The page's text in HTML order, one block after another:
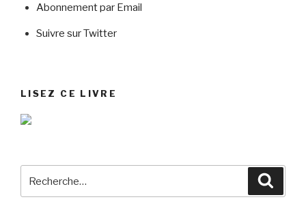
? »
Abonnement par Email
Suivre sur Twitter
LISEZ CE LIVRE
pour